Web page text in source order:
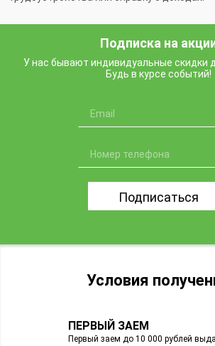
Подписка на
У нас бывают индивидуальные скидки
Будь в курсе событий!
Подписаться
Условия
ПЕРВЫЙ ЗАЕМ
Первый заем до 10 000 рублей